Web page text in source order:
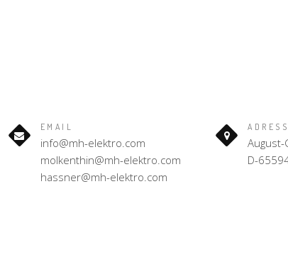
EMAIL
info@mh-elektro.com
molkenthin@mh-elektro.com
hassner@mh-elektro.com
August-
D-